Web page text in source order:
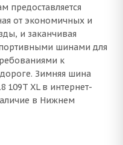
предоставляется
от экономичных и
и заканчивая
шинами для
к
Зимняя шина
109T XL в интернет-
в Нижнем